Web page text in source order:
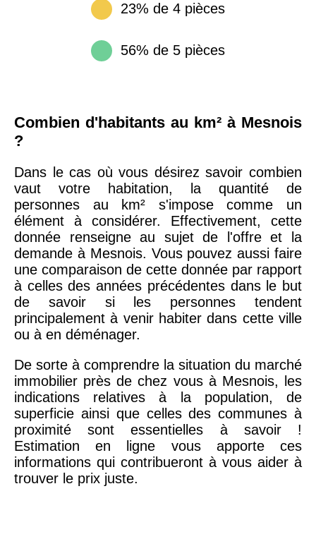
23% de 4 pièces
56% de 5 pièces
Combien d'habitants au km² à Mesnois
?
Dans le cas où vous désirez savoir combien
vaut votre habitation, la quantité de
personnes au km² s'impose comme un
élément à considérer. Effectivement, cette
donnée renseigne au sujet de l'offre et la
demande à Mesnois. Vous pouvez aussi faire
une comparaison de cette donnée par rapport
à celles des années précédentes dans le but
de savoir si les personnes tendent
principalement à venir habiter dans cette ville
ou à en déménager.
De sorte à comprendre la situation du marché
immobilier près de chez vous à Mesnois, les
indications relatives à la population, de
superficie ainsi que celles des communes à
proximité sont essentielles à savoir !
Estimation en ligne vous apporte ces
informations qui contribueront à vous aider à
trouver le prix juste.